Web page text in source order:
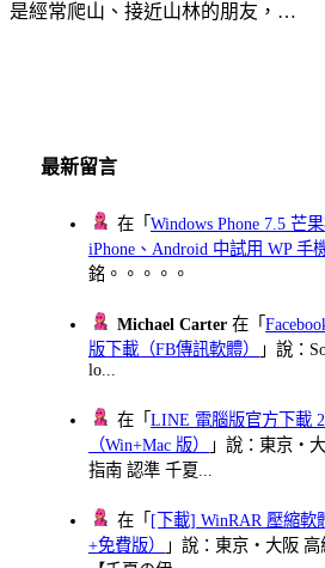
是經常爬山、接近山林的朋友，…
最新留言
在「Windows Phone 7.5 芒
iPhone、Android 中試用 WP 手
銘。。。。。
Michael Carter 在「
版下載（FB傳訊軟體）
」說：
lo...
在「LINE 電腦版官方下載
（Win+Mac 版）
」說：東京・
指南 認準 千夏...
在「 [下載] WinRAR 壓縮軟
+免費版）
」說：東京・大阪